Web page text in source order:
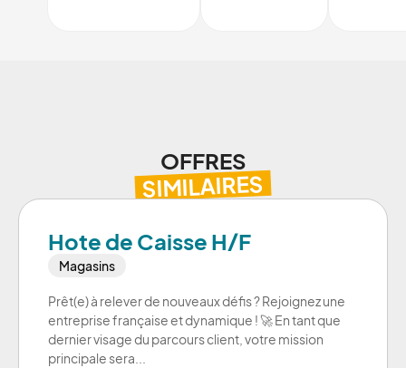
OFFRES
SIMILAIRES
Hote de Caisse H/F
Magasins
Prêt(e) à relever de nouveaux défis ? Rejoignez une
entreprise française et dynamique ! 🚀 En tant que
dernier visage du parcours client, votre mission
principale sera...